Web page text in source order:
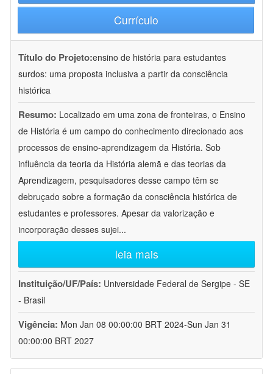
Currículo
Título do Projeto:ensino de história para estudantes
surdos: uma proposta inclusiva a partir da consciência
histórica
Resumo: Localizado em uma zona de fronteiras, o Ensino
de História é um campo do conhecimento direcionado aos
processos de ensino-aprendizagem da História. Sob
influência da teoria da História alemã e das teorias da
Aprendizagem, pesquisadores desse campo têm se
debruçado sobre a formação da consciência histórica de
estudantes e professores. Apesar da valorização e
incorporação desses sujei...
leia mais
Instituição/UF/País: Universidade Federal de Sergipe - SE
- Brasil
Vigência: Mon Jan 08 00:00:00 BRT 2024-Sun Jan 31
00:00:00 BRT 2027